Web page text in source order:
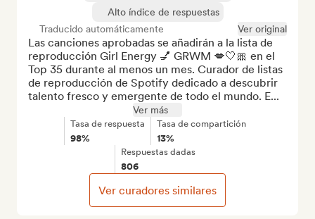
Alto índice de respuestas
Traducido automáticamente
Ver original
Las canciones aprobadas se añadirán a la lista de
reproducción Girl Energy 💅 GRWM 💋🤍🎀 en el
Top 35 durante al menos un mes. Curador de listas
de reproducción de Spotify dedicado a descubrir
talento fresco y emergente de todo el mundo. E...
Ver más
Tasa de respuesta
98%
Tasa de compartición
13%
Respuestas dadas
806
Ver curadores similares